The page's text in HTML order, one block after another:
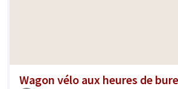
Wagon vélo aux heures de